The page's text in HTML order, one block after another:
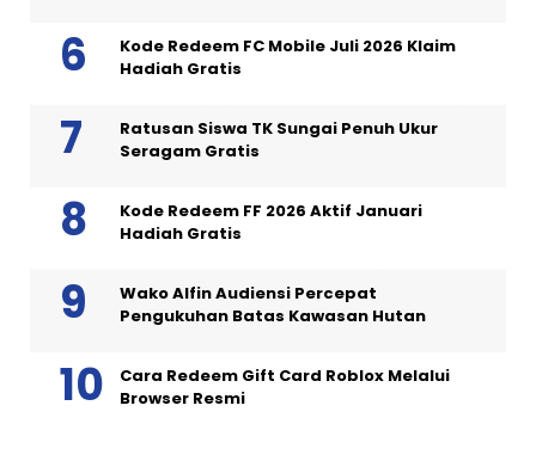
Kode Redeem FC Mobile Juli 2026 Klaim
Hadiah Gratis
Ratusan Siswa TK Sungai Penuh Ukur
Seragam Gratis
Kode Redeem FF 2026 Aktif Januari
Hadiah Gratis
Wako Alfin Audiensi Percepat
Pengukuhan Batas Kawasan Hutan
Cara Redeem Gift Card Roblox Melalui
Browser Resmi